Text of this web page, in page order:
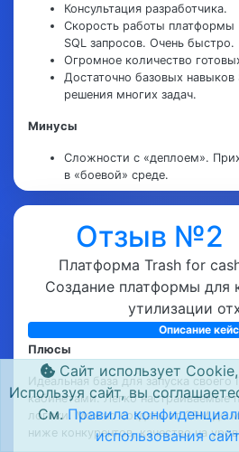
Консультация разработчика.
Скорость работы платформы
SQL запросов. Очень быстро.
Огромное количество
Достаточно базовых навыков
решения многих задач.
Минусы
Сложности с «деплоем».
в «боевой» среде.
Ощутил недостаток специалистов
выполнения задач. Но я надеюсь
развитием и ростом популярности
роста" для команды разработчика
тестирование реализуемых
успехов проекту. Рекомендую
Отзыв №2
Платформа Trash for
Создание платформы для
утилизации
Описание
Плюсы
Идеальная база для запуска
кабинетами. Легко настраиваемые
логики. Можно создать от CRM до
ниже конкурентов, качество на
Сайт использует
Используя сайт, вы
См.Правила
использования